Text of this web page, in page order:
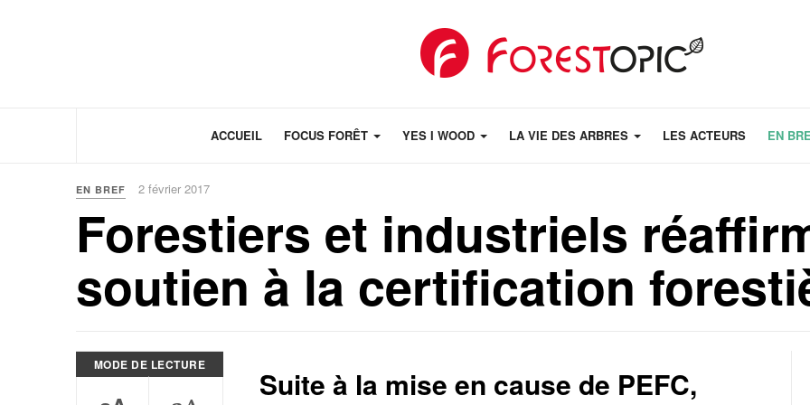
ACCUEIL FOCUS FORÊT YES I WOOD LA VIE DES ARBRES LES ACTEURS EN
EN BREF 2 février 2017
Forestiers et industriels
soutien à la certification
MODE DE LECTURE Suite à la mise en cause de PEFC,